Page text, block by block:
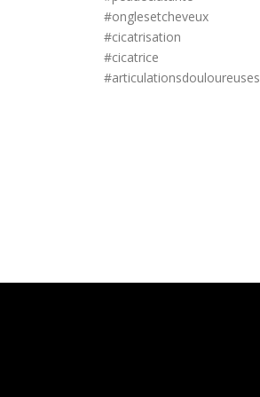
#onglesetcheveux
#cicatrisation
#cicatrice
#articulationsdouloureuses